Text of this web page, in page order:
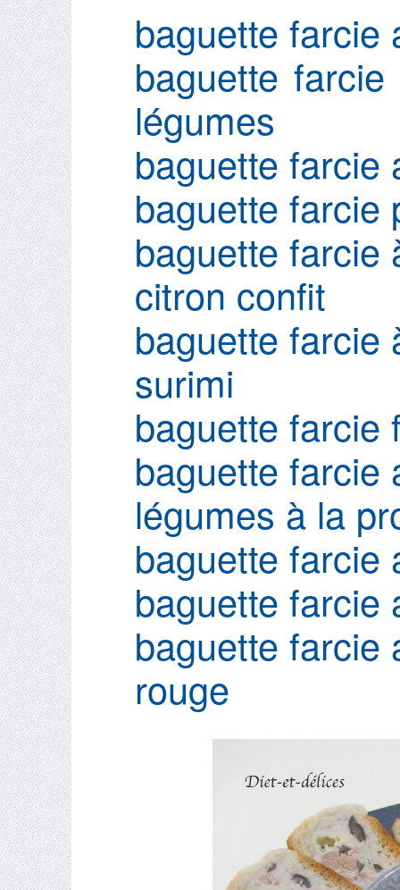
baguette farcie
baguette
légumes
baguette farcie
baguette
baguette farcie
citron confit
baguette farcie
surimi
baguette
baguette farcie
légumes à la
baguette
baguette farcie
baguette farcie
rouge